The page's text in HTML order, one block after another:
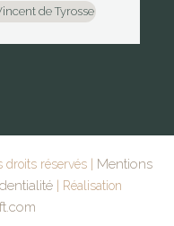
de Tyrosse
droits réservés | Mentions
| Réalisation